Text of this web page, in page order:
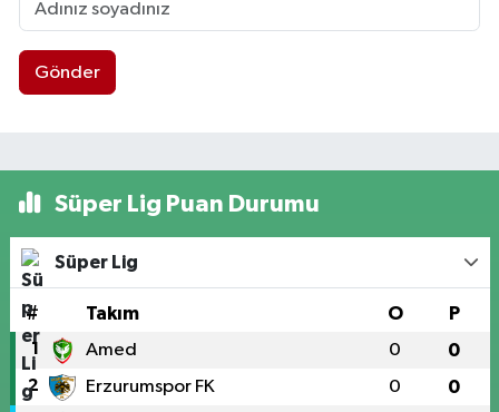
Gönder
Süper Lig Puan Durumu
Süper Lig
# Takım O P
1 Amed 0 0
2 Erzurumspor FK 0 0